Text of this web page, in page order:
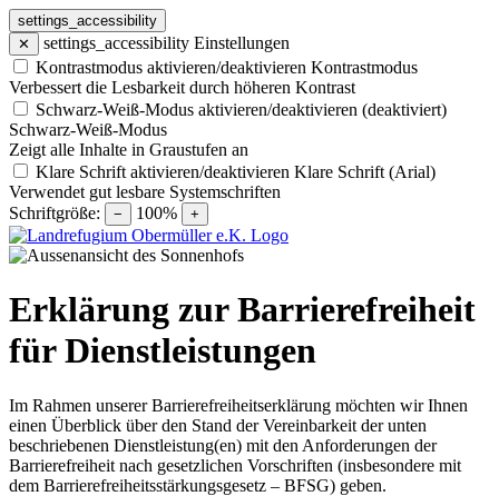
settings_accessibility
✕
settings_accessibility Einstellungen
Kontrastmodus aktivieren/deaktivieren Kontrastmodus
Verbessert die Lesbarkeit durch höheren Kontrast
Schwarz-Weiß-Modus aktivieren/deaktivieren (deaktiviert)
Schwarz-Weiß-Modus
Zeigt alle Inhalte in Graustufen an
Klare Schrift aktivieren/deaktivieren Klare Schrift (Arial)
Verwendet gut lesbare Systemschriften
Schriftgröße:
− 100% +
Erklärung zur Barrierefreiheit
für Dienstleistungen
Im Rahmen unserer Barrierefreiheitserklärung möchten wir Ihnen
einen Überblick über den Stand der Vereinbarkeit der unten
beschriebenen Dienstleistung(en) mit den Anforderungen der
Barrierefreiheit nach gesetzlichen Vorschriften (insbesondere mit
dem Barrierefreiheitsstärkungsgesetz – BFSG) geben.